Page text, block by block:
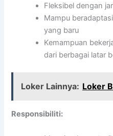
Fleksibel dengan
Mampu
yang baru
Kemampuan
dari berbagai latar
Loker Lainnya: Loker
Responsibiliti: